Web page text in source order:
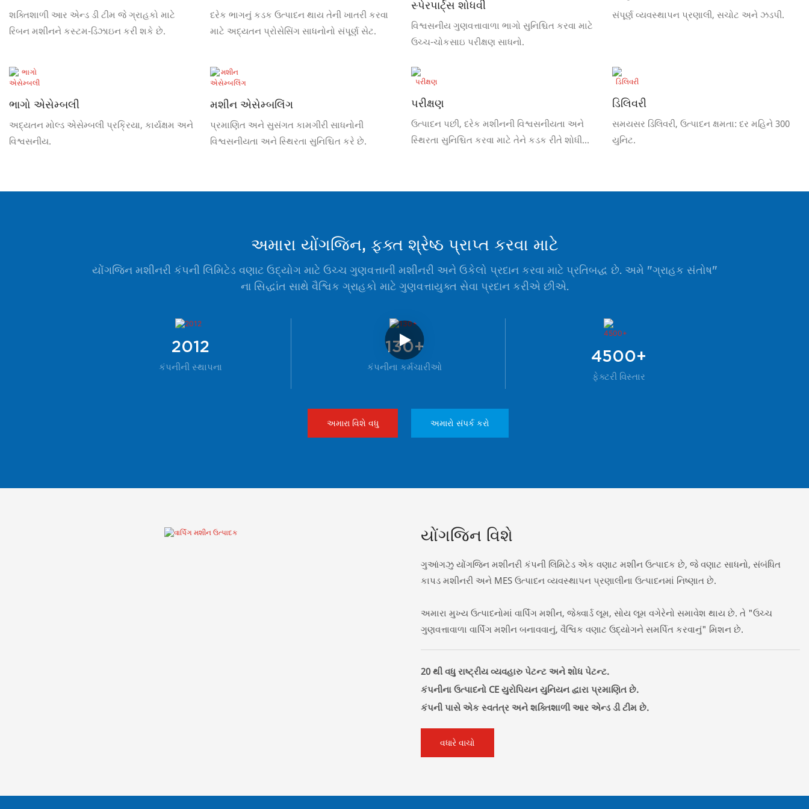
શક્તિશાળી આર એન્ડ ડી ટીમ જે ગ્રાહકો માટે
રિબન મશીનને કસ્ટમ-ડિઝાઇન કરી શકે છે.
દરેક ભાગનું કડક ઉત્પાદન થાય તેની ખાતરી કરવા
માટે અદ્યતન પ્રોસેસિંગ સાધનોનો સંપૂર્ણ સેટ.
સ્પેરપાર્ટ્સ શોધવી
વિશ્વસનીય ગુણવત્તાવાળા ભાગો સુનિશ્ચિત કરવા માટે
ઉચ્ચ-ચોકસાઇ પરીક્ષણ સાધનો.
સંપૂર્ણ વ્યવસ્થાપન પ્રણાલી, સચોટ અને ઝડપી.
ભાગો એસેમ્બલી
અદ્યતન મોલ્ડ એસેમ્બલી પ્રક્રિયા, કાર્યક્ષમ અને
વિશ્વસનીય.
મશીન એસેમ્બલિંગ
પ્રમાણિત અને સુસંગત કામગીરી સાધનોની
વિશ્વસનીયતા અને સ્થિરતા સુનિશ્ચિત કરે છે.
પરીક્ષણ
ઉત્પાદન પછી, દરેક મશીનની વિશ્વસનીયતા અને
સ્થિરતા સુનિશ્ચિત કરવા માટે તેને કડક રીતે શોધી
ડિલિવરી
સમયસર ડિલિવરી, ઉત્પાદન ક્ષમતા: દર મહિને 300
યુનિટ.
અમારા યોંગજિન, ફક્ત શ્રેષ્ઠ પ્રાપ્ત કરવા માટે
યોંગજિન મશીનરી કંપની લિમિટેડ વણાટ ઉદ્યોગ માટે ઉચ્ચ ગુણવત્તાની મશીનરી અને ઉકેલો પ્રદાન કરવા માટે પ્રતિબદ્ધ છે. અમે "ગ્રાહક સંતોષ"
ના સિદ્ધાંત સાથે વૈશ્વિક ગ્રાહકો માટે ગુણવત્તાયુક્ત સેવા પ્રદાન કરીએ છીએ.
2012
કંપનીની સ્થાપના
130+
કંપનીના કર્મચારીઓ
4500+
ફેક્ટરી વિસ્તાર
અમારા વિશે વધુ અમારો સંપર્ક કરો
યોંગજિન વિશે
ગુઆંગઝુ યોંગજિન મશીનરી કંપની લિમિટેડ એક વણાટ મશીન ઉત્પાદક છે, જે વણાટ સાધનો, સંબંધિત
કાપડ મશીનરી અને MES ઉત્પાદન વ્યવસ્થાપન પ્રણાલીના ઉત્પાદનમાં નિષ્ણાત છે.
અમારા મુખ્ય ઉત્પાદનોમાં વાર્પિંગ મશીન, જેક્વાર્ડ લૂમ, સોય લૂમ વગેરેનો સમાવેશ થાય છે. તે "ઉચ્ચ
ગુણવત્તાવાળા વાર્પિંગ મશીન બનાવવાનું, વૈશ્વિક વણાટ ઉદ્યોગને સમર્પિત કરવાનું" મિશન છે.
20 થી વધુ રાષ્ટ્રીય વ્યવહારુ પેટન્ટ અને શોધ પેટન્ટ.
કંપનીના ઉત્પાદનો CE યુરોપિયન યુનિયન દ્વારા પ્રમાણિત છે.
કંપની પાસે એક સ્વતંત્ર અને શક્તિશાળી આર એન્ડ ડી ટીમ છે.
વધારે વાચો